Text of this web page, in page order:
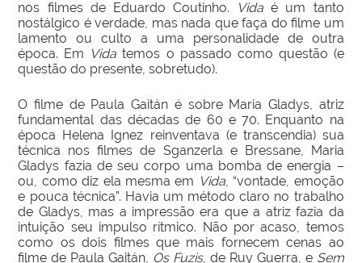
nos filmes de Eduardo Coutinho.
Vida é um tanto
nostálgico é verdade, mas nada que faça do filme um
lamento ou culto a uma personalidade de outra
época. Em Vida temos o passado como questão (e
questão do presente, sobretudo).
O filme de Paula Gaitán é sobre Maria Gladys, atriz
fundamental das décadas de 60 e 70. Enquanto na
época Helena Ignez reinventava (e transcendia) sua
técnica nos filmes de Sganzerla e Bressane, Maria
Gladys fazia de seu corpo uma bomba de energia –
ou, como diz ela mesma em Vida, “vontade, emoção
e pouca técnica”. Havia um método claro no trabalho
de Gladys, mas a impressão era que a atriz fazia da
intuição seu impulso rítmico. Não por acaso, temos
como os dois filmes que mais fornecem cenas ao
filme de Paula Gaitán, Os Fuzis, de Ruy Guerra, e Sem